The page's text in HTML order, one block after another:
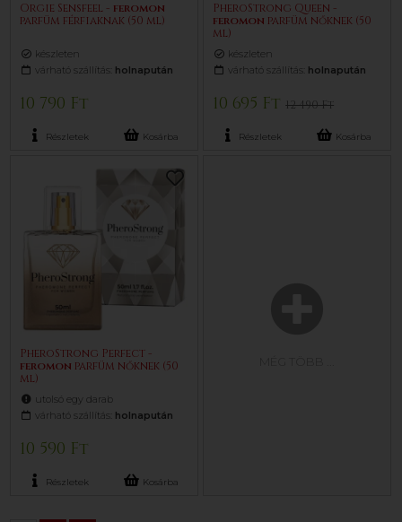
Orgie Sensfeel - feromon
parfüm férfiaknak (50 ml)
készleten
várható szállítás: holnapután
10 790 Ft
Részletek Kosárba
PheroStrong Queen -
feromon parfüm nőknek (50
ml)
készleten
várható szállítás: holnapután
10 695 Ft12 490 Ft
Részletek Kosárba
PheroStrong Perfect -
feromon parfüm nőknek (50
ml)
utolsó egy darab
várható szállítás: holnapután
10 590 Ft
Részletek Kosárba